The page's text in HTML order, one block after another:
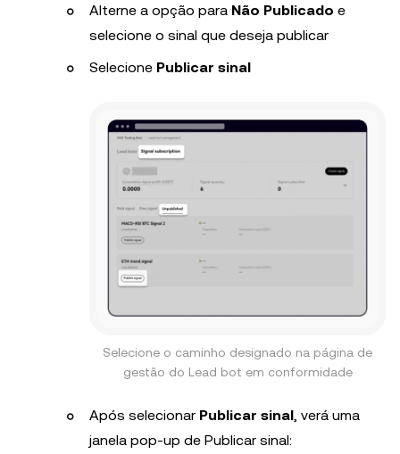
Alterne a opção para Não Publicado e
selecione o sinal que deseja publicar
Selecione Publicar sinal
Selecione o caminho designado na página de
gestão do Lead bot em conformidade
Após selecionar Publicar sinal , verá uma
janela pop-up de Publicar sinal: